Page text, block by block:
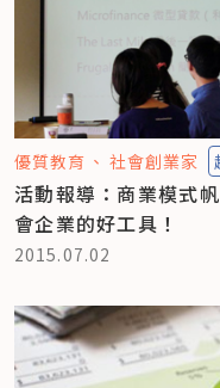
優質教育 社會創業家
活動報導：商業模式
會企業的好工具！
2015.07.02